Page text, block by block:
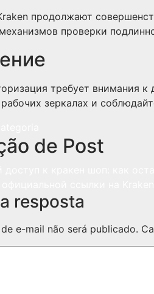
продолжают
проверки
требует внимания
зеркалах и
de Post
resposta
e-mail não será publicado.